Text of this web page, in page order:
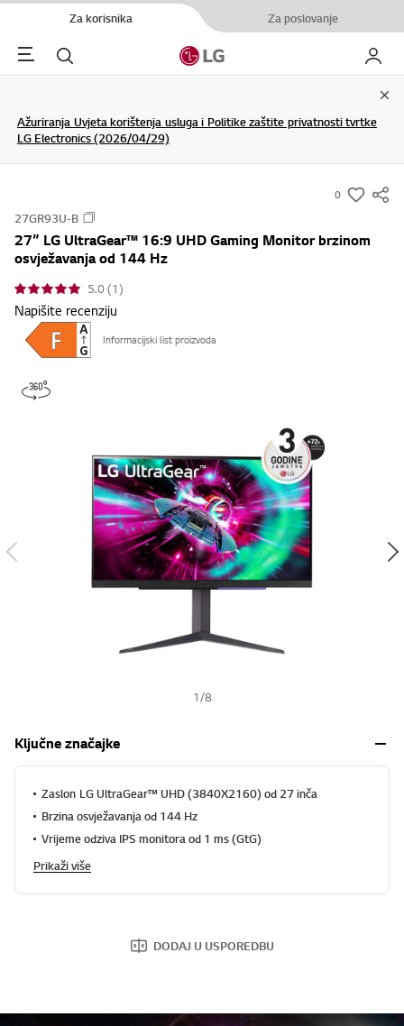
Za korisnika Za poslovanje
Menu Pretraživanje My LG
Ažuriranja Uvjeta korištenja usluga i Politike zaštite privatnosti tvrtke
LG Electronics (2026/04/29)
0
s
m
27GR93U-B
27” LG UltraGear™ 16:9 UHD Gaming Monitor brzinom
osvježavanja od 144 Hz
5.0 (1)
Napišite recenziju
Informacijski list proizvoda
1 /8
Ključne značajke
Zaslon LG UltraGear™ UHD (3840X2160) od 27 inča
Brzina osvježavanja od 144 Hz
Vrijeme odziva IPS monitora od 1 ms (GtG)
Prikaži više
DODAJ U USPOREDBU